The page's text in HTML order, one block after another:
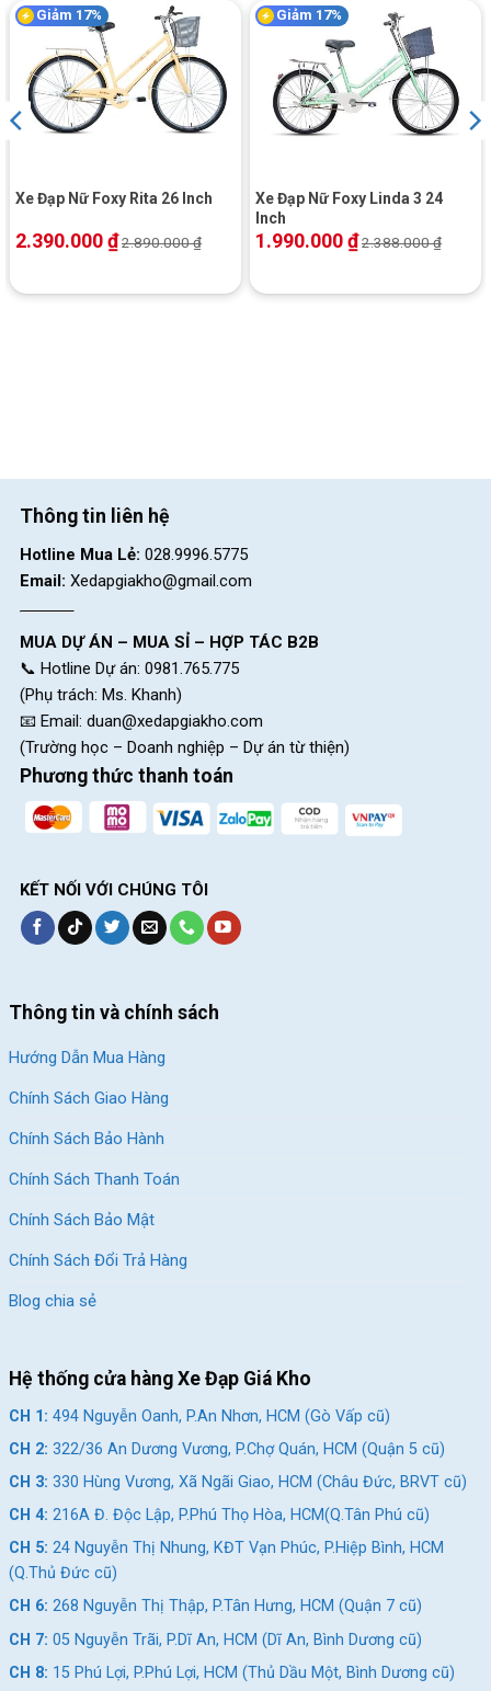
GIANT MOMENTUM INEEED MOCHA 2019
GIANT MOMENTUM INEEED MOCHA 2019
GIANT MOMENTUM INEEED MOCHA 2019
CH 1:494 Nguyễn Oanh, P.An Nhơn, HCM (Gò Vấp cũ)
CH 2:322/36 An Dương Vương, P.Chợ Quán, HCM (Quận
BRVT cũ)
CH 4:216A Đ. Độc Lập, P.Phú Thọ Hòa, HCM(Q.Tân Phú
HCM (Q.Thủ Đức cũ)
CH 6:
CH 7: 05 Nguyễn Trãi, P.Dĩ An, HCM (Dĩ An, Bình Dương
CH 8: 15 Phú Lợi, P.Phú Lợi, HCM (Thủ Dầu Một, Bình
Dương cũ)
MOCHA-DD
Giảm 17%
Xe Đạp Nữ Foxy Rita 26 Inch
2.390.000₫2.890.000₫
Giảm 17%
Xe Đạp Nữ Foxy Linda 3 24
Inch
1.990.000₫2.388.000₫
Thông tin liên hệ
Hotline Mua Lẻ: 028.9996.5775
Email: Xedapgiakho@gmail.com
MUA DỰ ÁN – MUA SỈ – HỢP TÁC B2B
📞 Hotline Dự án: 0981.765.775
(Phụ trách: Ms. Khanh)
📧 Email: duan@xedapgiakho.com
(Trường học – Doanh nghiệp – Dự án từ thiện)
Phương thức thanh toán
KẾT NỐI VỚI CHÚNG TÔI
Thông tin và chính sách
Hướng Dẫn Mua Hàng
Chính Sách Giao Hàng
Chính Sách Bảo Hành
Chính Sách Thanh Toán
Chính Sách Bảo Mật
Chính Sách Đổi Trả Hàng
Blog chia sẻ
Hệ thống cửa hàng Xe Đạp Giá Kho
CH 1: 494 Nguyễn Oanh, P.An Nhơn, HCM (Gò Vấp cũ)
CH 2: 322/36 An Dương Vương, P.Chợ Quán, HCM (Quận 5 cũ)
CH 3: 330 Hùng Vương, Xã Ngãi Giao, HCM (Châu Đức, BRVT cũ)
CH 4: 216A Đ. Độc Lập, P.Phú Thọ Hòa, HCM(Q.Tân Phú cũ)
CH 5: 24 Nguyễn Thị Nhung, KĐT Vạn Phúc, P.Hiệp Bình, HCM
(Q.Thủ Đức cũ)
CH 6: 268 Nguyễn Thị Thập, P.Tân Hưng, HCM (Quận 7 cũ)
CH 7: 05 Nguyễn Trãi, P.Dĩ An, HCM (Dĩ An, Bình Dương cũ)
CH 8: 15 Phú Lợi, P.Phú Lợi, HCM (Thủ Dầu Một, Bình Dương cũ)